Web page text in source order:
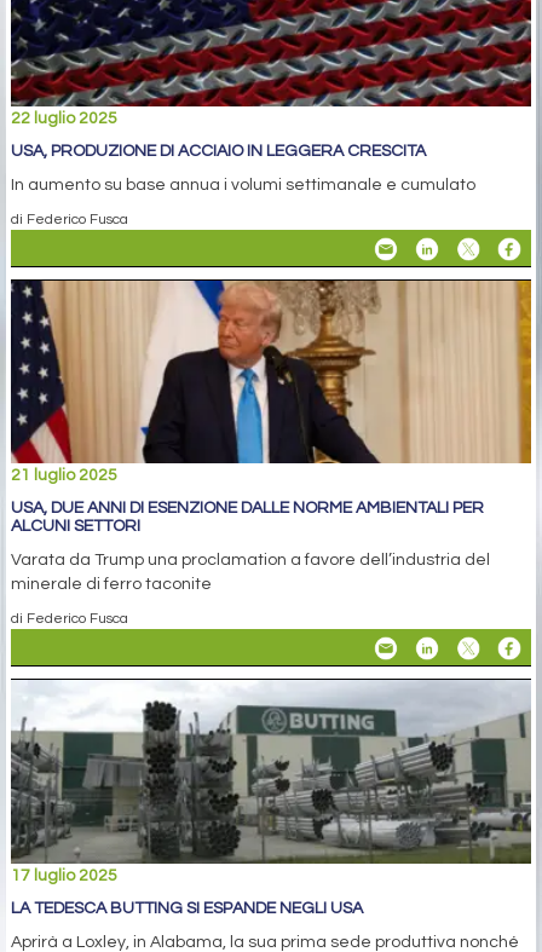
22 luglio 2025
USA, PRODUZIONE DI ACCIAIO IN LEGGERA CRESCITA
In aumento su base annua i volumi settimanale e cumulato
di Federico Fusca
21 luglio 2025
USA, DUE ANNI DI ESENZIONE DALLE NORME AMBIENTALI PER
ALCUNI SETTORI
Varata da Trump una proclamation a favore dell’industria del
minerale di ferro taconite
di Federico Fusca
17 luglio 2025
LA TEDESCA BUTTING SI ESPANDE NEGLI USA
Aprirà a Loxley, in Alabama, la sua prima sede produttiva nonché